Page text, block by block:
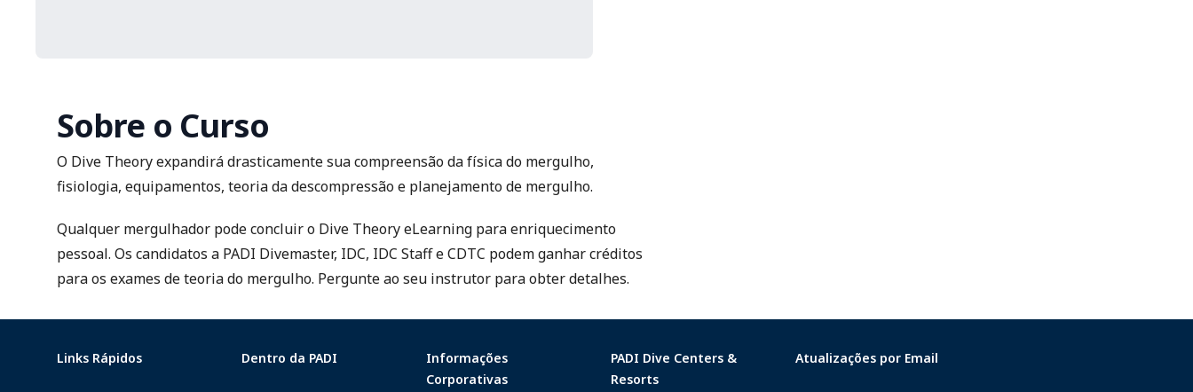
Sobre o Curso
O Dive Theory expandirá drasticamente sua compreensão da física do mergulho,
fisiologia, equipamentos, teoria da descompressão e planejamento de mergulho.
Qualquer mergulhador pode concluir o Dive Theory eLearning para enriquecimento
pessoal. Os candidatos a PADI Divemaster, IDC, IDC Staff e CDTC podem ganhar créditos
para os exames de teoria do mergulho. Pergunte ao seu instrutor para obter detalhes.
Links Rápidos Dentro da PADI
Informações
Corporativas
PADI Dive Centers &
Resorts
Atualizações por Email